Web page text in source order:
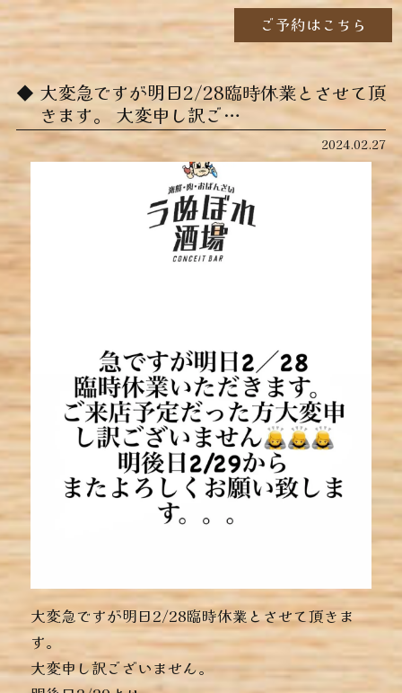
ご予約はこちら
大変急ですが明日2/28臨時休業とさせて頂
きます。 大変申し訳ご…
2024.02.27
大変急ですが明日2/28臨時休業とさせて頂きま
す。
大変申し訳ございません。